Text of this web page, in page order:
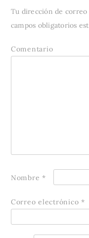
Tu dirección de
campos obligatorios
Comentario
Nombre*
Correo electrónico*